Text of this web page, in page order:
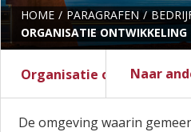
HOME PARAGRAFEN
ORGANISATIE ONTWIKKELING
Naar
Organisatie ontwikkeling
De omgeving waarin